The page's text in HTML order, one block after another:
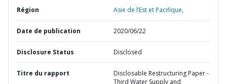
Région Asie de l’Est et Pacifique,
Date de publication 2020/06/22
Disclosure Status Disclosed
Titre du rapport
Disclosable Restructuring Paper -
Third Water Supply and